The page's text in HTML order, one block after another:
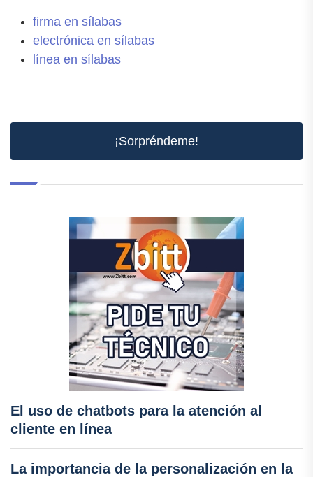
firma en sílabas
electrónica en sílabas
línea en sílabas
¡Sorpréndeme!
El uso de chatbots para la atención al
cliente en línea
La importancia de la personalización en la